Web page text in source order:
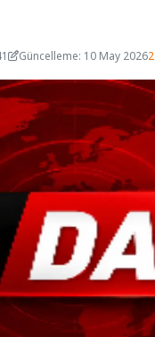
Güncelleme: 10 May 2026